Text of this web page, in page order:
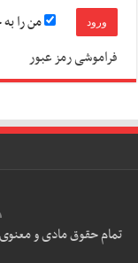
من را
فراموشی رمز عبور
تمام حقوق مادی و